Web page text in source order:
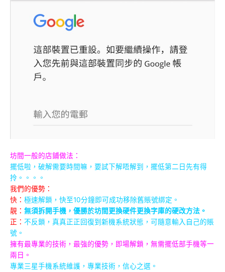
坊間一般的店鋪做法：
擺低啦，破解需要時間嘛，要試下解唔解到，擺低第二日先有得
拎。。。。
我們的優勢：
快： 極速解鎖，快至10分鐘即可成功移除舊賬號綁定。
靚： 無須拆開手機，優勝於坊間更換硬件更換字庫的硬改方法。
正： 不反鎖，真真正正回復到新機系統狀態，可隨意輸入自己的賬
號。
擁有最專業的技術，最強的優勢，即場解鎖，無需擺低部手機等一
兩日。
專業三星手機系統維護，專業技術，信心之選。